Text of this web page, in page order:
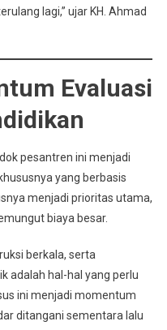
lagi,” ujar KH. Ahmad
Evaluasi
pesantren ini menjadi
yang berbasis
menjadi prioritas utama,
biaya besar.
berkala, serta
adalah hal-hal yang perlu
ini menjadi momentum
ditangani sementara lalu